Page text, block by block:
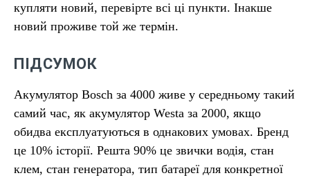
купляти новий, перевірте всі ці пункти. Інакше
новий проживе той же термін.
ПІДСУМОК
Акумулятор Bosch за 4000 живе у середньому такий
самий час, як акумулятор Westa за 2000, якщо
обидва експлуатуються в однакових умовах. Бренд
це 10% історії. Решта 90% це звички водія, стан
клем, стан генератора, тип батареї для конкретної